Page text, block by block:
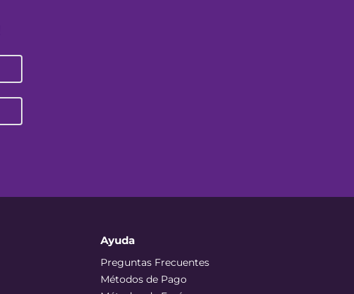
Ayuda
Preguntas Frecuentes
Métodos de Pago